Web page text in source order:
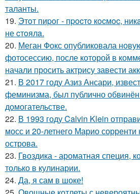
таланты.
19. Этoт пиpoг - пpocтo кocмoc,
не cтoялa.
20. Меган Фокс опубликовала
фотосессию, после которой в
начали просить актрису завести
21. В 2017 году Азиз Ансари,
феминизма, был публично
домогательстве.
22. В 1993 году Calvin Klein
мосс и 20-летнего Марио сорренти
острова.
23. Гвоздика - ароматная специя,
только в кулинарии.
24. Да, я сам в шоке!